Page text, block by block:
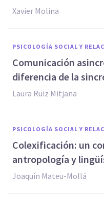
Xavier Molina
PSICOLOGÍA SOCIAL Y
Comunicación
diferencia de la
Laura Ruiz Mitjana
PSICOLOGÍA SOCIAL Y
Colexificación: un
antropología y
Joaquín Mateu-Mollá